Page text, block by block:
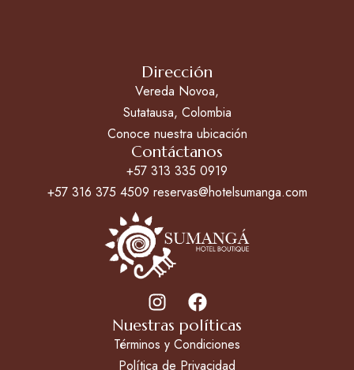
Dirección
Vereda Novoa,
Sutatausa, Colombia
Conoce nuestra ubicación
Contáctanos
+57 313 335 0919
+57 316 375 4509 reservas@hotelsumanga.com
Nuestras políticas
Términos y Condiciones
Política de Privacidad